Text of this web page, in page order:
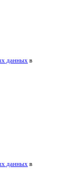
данных в
данных в